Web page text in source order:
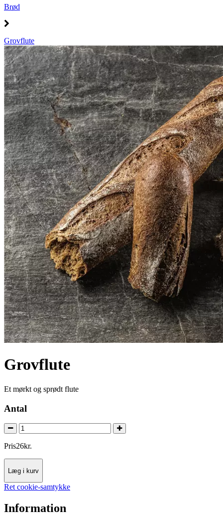
Brød
Grovflute
Grovflute
Et mørkt og sprødt flute
Antal
Pris26kr.
Læg i kurv
Ret cookie-samtykke
Information